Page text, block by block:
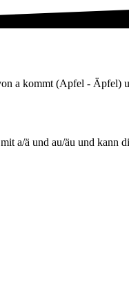
a kommt (Apfel -
a/ä und au/äu und kann